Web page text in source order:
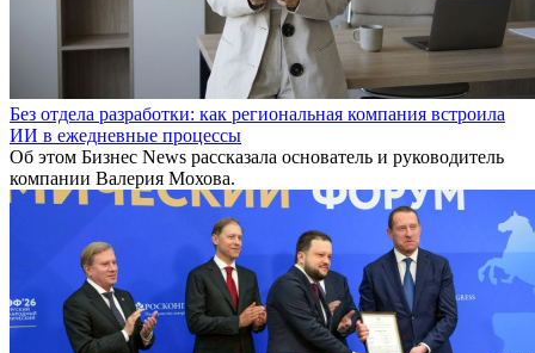
Без отдела разработки: как региональная компания встроила
ИИ в ежедневные процессы
Об этом Бизнес News рассказала основатель и руководитель
компании Валерия Мохова.